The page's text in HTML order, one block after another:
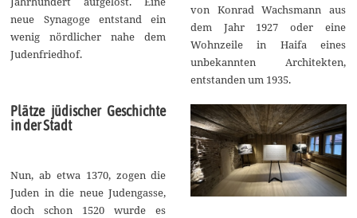
neue Synagoge entstand ein
wenig nördlicher nahe dem
Judenfriedhof.
Plätze jüdischer Geschichte
in der Stadt
Nun, ab etwa 1370, zogen die
Juden in die neue Judengasse,
doch schon 1520 wurde es
von Konrad Wachsmann aus
dem Jahr 1927 oder eine
Wohnzeile in Haifa eines
unbekannten Architekten,
entstanden um 1935.